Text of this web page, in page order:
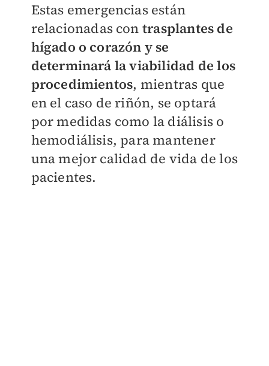
Estas emergencias están
relacionadas con trasplantes de
hígado o corazón y se
determinará la viabilidad de los
procedimientos, mientras que
en el caso de riñón, se optará
por medidas como la diálisis o
hemodiálisis, para mantener
una mejor calidad de vida de los
pacientes.